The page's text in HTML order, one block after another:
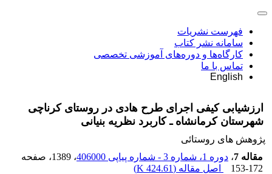
فهرست نشریات
سامانه نشر کتاب
کارگاه‌ها و دوره‌های آموزشی تخصصی
تماس با ما
English
ارزشیابی کیفی اجرای طرح‌ هادی در روستای کرناچی
شهرستان کرمانشاه ـ کاربرد نظریه بنیانی
پژوهش های روستائی
مقاله 7
، دوره 1، شماره 3 - شماره پیاپی 406000 ، 1389
، صفحه
153-172
اصل مقاله (424.61 K
)